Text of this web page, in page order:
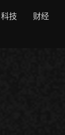
科技 财经